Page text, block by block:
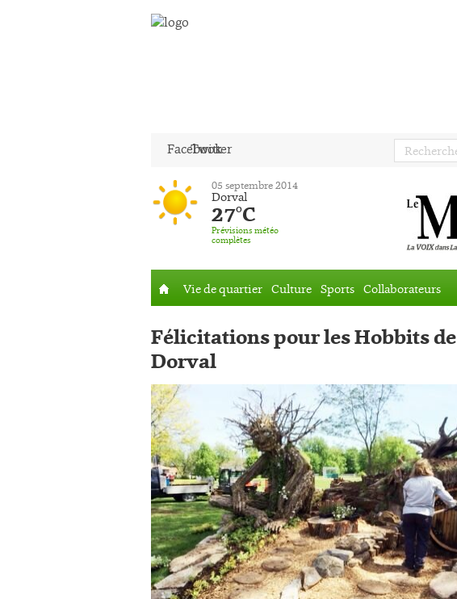
Facebook
Twitter
05 septembre 2014
Dorval
27°C
Prévisions météo
complètes
Vie de quartier Culture Sports Collaborateurs
Félicitations pour les Hobbits de
Dorval